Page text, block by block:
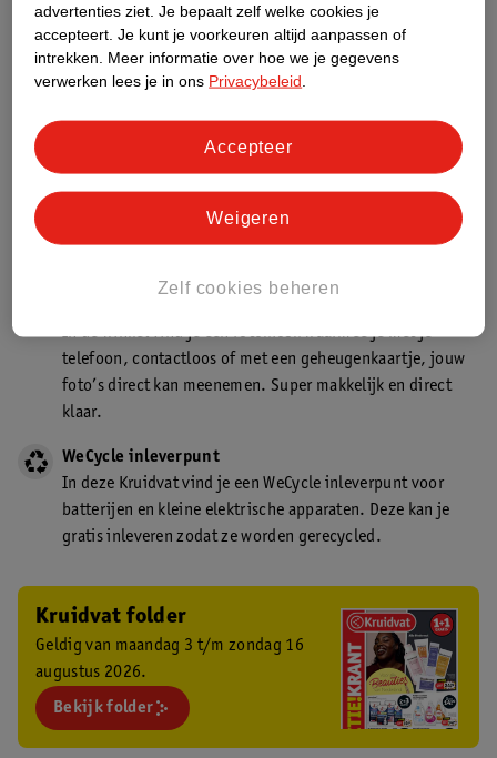
Ook in deze winkel
Kruidvat.nl ophaalpunt
Laat je bestelling snel en gemakkelijk bezorgen in de
Kruidvat is een gecertificeerd drogist. Dit betekent dat je
In de winkel vind je een fotokiosk waarmee je met je
telefoon, contactloos of met een geheugenkaartje, jouw
foto’s direct kan meenemen. Super makkelijk en direct
klaar.
WeCycle inleverpunt
In deze Kruidvat vind je een WeCycle inleverpunt voor
batterijen en kleine elektrische apparaten. Deze kan je
gratis inleveren zodat ze worden gerecycled.
Kruidvat folder
Geldig van maandag 3 t/m zondag 16
augustus 2026.
Bekijk folder
advertenties ziet. Je bepaalt zelf welke cookies je
accepteert. Je kunt je voorkeuren altijd aanpassen of
intrekken.
Meer informatie over hoe we je gegevens
verwerken lees je in ons Privacybeleid
Zelf cookies beheren
Weigeren
Accepteer